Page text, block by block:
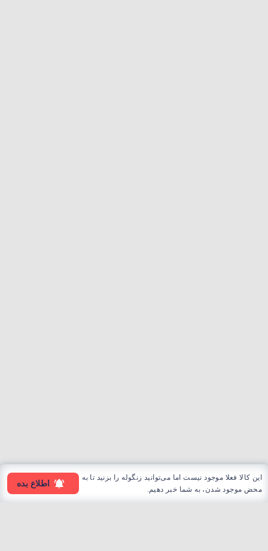
این کالا فعلا موجود نیست اما می‌توانید زنگوله را بزنید تا به
محض موجود شدن، به شما خبر دهیم.
اطلاع بده